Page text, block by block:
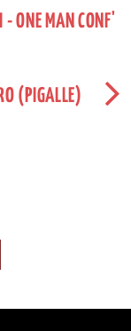
- ONE MAN CONF'
(PIGALLE)